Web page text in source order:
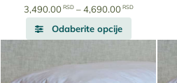
3,490.00 RSD – 4,690.00 RSDRaspon
RSD
Odaberite opcije
Ovaj
više
varijanti.